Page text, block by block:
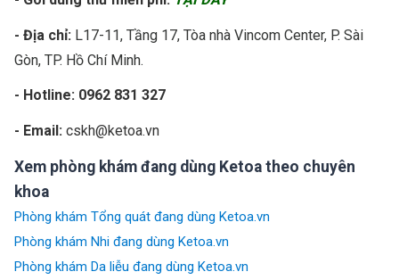
- Địa chỉ: L17-11, Tầng 17, Tòa nhà Vincom Center, P. Sài
Gòn, TP. Hồ Chí Minh.
- Hotline: 0962 831 327
- Email: cskh@ketoa.vn
Xem phòng khám đang dùng Ketoa theo chuyên
khoa
Phòng khám Tổng quát đang dùng Ketoa.vn
Phòng khám Nhi đang dùng Ketoa.vn
Phòng khám Da liễu đang dùng Ketoa.vn